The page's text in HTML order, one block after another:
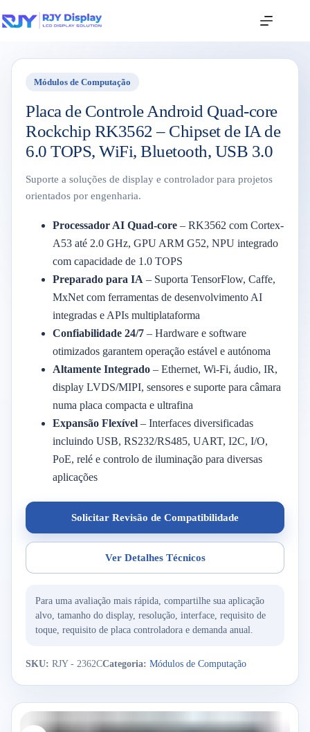
Módulos de Computação
Placa de Controle Android Quad-core
Rockchip RK3562 – Chipset de IA de
6.0 TOPS, WiFi, Bluetooth, USB 3.0
Suporte a soluções de display e controlador para projetos
orientados por engenharia.
Processador AI Quad-core– RK3562 com Cortex-
A53 até 2.0 GHz, GPU ARM G52, NPU integrado
com capacidade de 1.0 TOPS
Preparado para IA – Suporta TensorFlow, Caffe,
MxNet com ferramentas de desenvolvimento AI
integradas e APIs multiplataforma
Confiabilidade 24/7– Hardware e software
otimizados garantem operação estável e autónoma
Altamente Integrado– Ethernet, Wi-Fi, áudio, IR,
display LVDS/MIPI, sensores e suporte para câmara
numa placa compacta e ultrafina
Expansão Flexível– Interfaces diversificadas
incluindo USB, RS232/RS485, UART, I2C, I/O,
PoE, relé e controlo de iluminação para diversas
aplicações
Solicitar Revisão de Compatibilidade
Ver Detalhes Técnicos
Para uma avaliação mais rápida, compartilhe sua aplicação
alvo, tamanho do display, resolução, interface, requisito de
toque, requisito de placa controladora e demanda anual.
SKU: RJY - 2362CCategoria: Módulos de Computação